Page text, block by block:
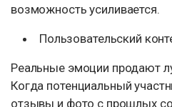
возможность усиливается.
Пользовательский
Реальные эмоции продают
Когда потенциальный
отзывы и фото с прошлых